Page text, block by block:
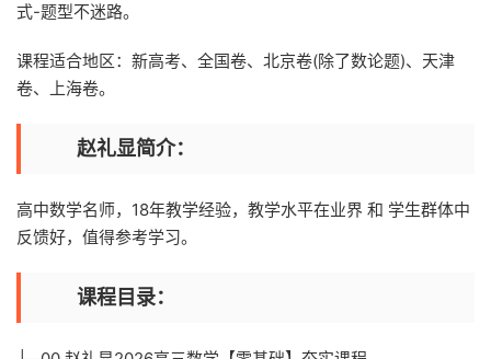
式-题型不迷路。
课程适合地区：新高考、全国卷、北京卷(除了数论题)、天津
卷、上海卷。
赵礼显简介：
高中数学名师，18年教学经验，教学水平在业界 和 学生群体中
反馈好，值得参考学习。
课程目录：